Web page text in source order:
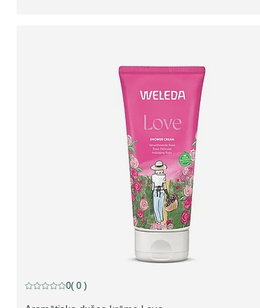
Pašreizējais vērtējums: 0 no 5 zvaigznēm novērtēja 0 klienti
0( 0 )